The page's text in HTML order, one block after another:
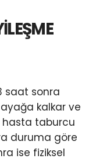
saat sonra
kalkar ve
hasta taburcu
duruma göre
ise fiziksel